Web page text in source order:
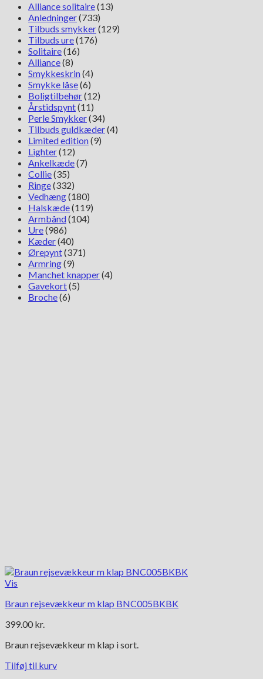
Alliance solitaire(13)
Anledninger(733)
Tilbuds smykker(129)
Tilbuds ure(176)
Solitaire(16)
Alliance(8)
Smykkeskrin(4)
Smykke låse(6)
Boligtilbehør(12)
Årstidspynt(11)
Perle Smykker(34)
Tilbuds guldkæder(4)
Limited edition(9)
Lighter(12)
Ankelkæde(7)
Collie(35)
Ringe(332)
Vedhæng(180)
Halskæde(119)
Armbånd(104)
Ure(986)
Kæder(40)
Ørepynt(371)
Armring(9)
Manchet knapper(4)
Gavekort(5)
Broche(6)
Vis
Braun rejsevækkeur m klap BNC005BKBK
399.00 kr.
Braun rejsevækkeur m klap i sort.
Tilføj til kurv